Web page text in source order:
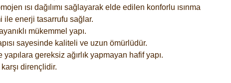
ısı dağılımı sağlayarak elde edilen konforlu ısınma
ile enerji tasarrufu sağlar.
mükemmel yapı.
sayesinde kaliteli ve uzun ömürlüdür.
gereksiz ağırlık yapmayan hafif yapı.
dirençlidir.